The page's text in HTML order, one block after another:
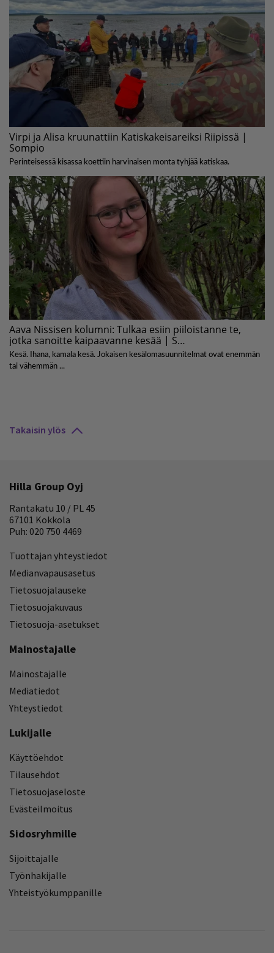
Takaisin ylös
Hilla Group Oyj
Rantakatu 10 / PL 45
67101 Kokkola
Puh: 020 750 4469
Tuottajan yhteystiedot
Medianvapausasetus
Tietosuojalauseke
Tietosuojakuvaus
Tietosuoja-asetukset
Mainostajalle
Mainostajalle
Mediatiedot
Yhteystiedot
Lukijalle
Käyttöehdot
Tilausehdot
Tietosuojaseloste
Evästeilmoitus
Sidosryhmille
Sijoittajalle
Työnhakijalle
Yhteistyökumppanille